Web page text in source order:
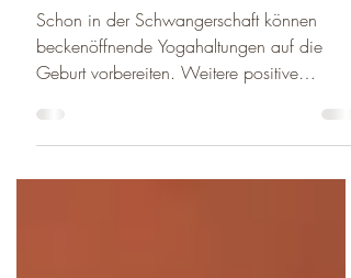
geburtsvorbereitenden
Yogahaltungen
Schon in der Schwangerschaft können